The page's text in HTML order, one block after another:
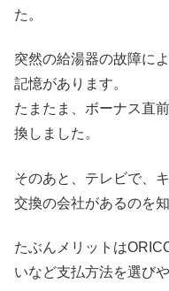
た。
突然の給湯器の故障に
記憶があります。
たまたま、ボーナス直
換しました。
そのあと、テレビで、
交換の会社があるのを知
たぶんメリットは
いなど支払方法を選び